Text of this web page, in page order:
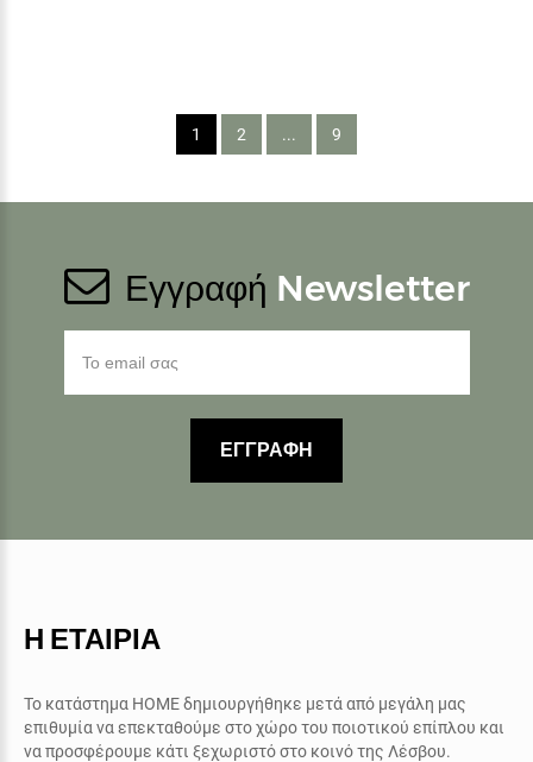
1 2 ... 9
Εγγραφή Newsletter
ΕΓΓΡΑΦΗ
Η ΕΤΑΙΡΙΑ
Το κατάστημα ΗΟΜΕ δημιουργήθηκε μετά από μεγάλη μας
επιθυμία να επεκταθούμε στο χώρο του ποιοτικού επίπλου και
να προσφέρουμε κάτι ξεχωριστό στο κοινό της Λέσβου.